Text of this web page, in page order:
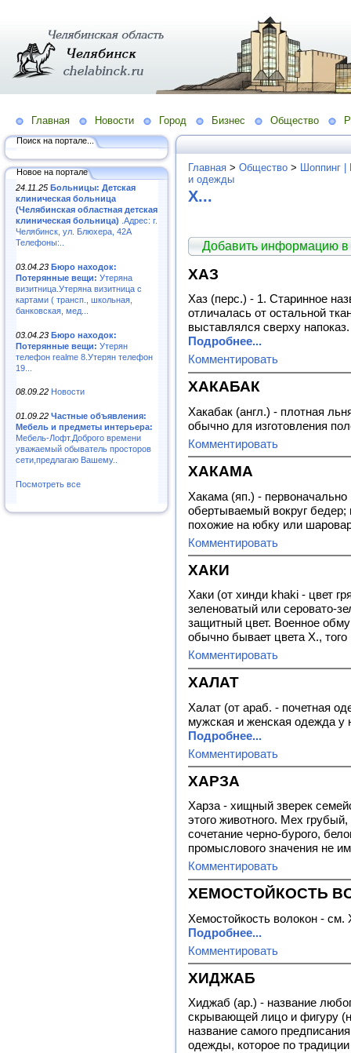
Главная Новости Город Бизнес Общество
Поиск на портале...
Новое на портале
24.11.25 Больницы: Детская
клиническая больница
(Челябинская областная детская
клиническая больница) .Адрес: г.
Челябинск, ул. Блюхера, 42А
Телефоны:..
03.04.23 Бюро находок:
Потерянные вещи: Утеряна
визитница.Утеряна визитница с
картами ( трансп., школьная,
банковская, мед...
03.04.23 Бюро находок:
Потерянные вещи: Утерян
телефон realme 8.Утерян телефон
19...
08.09.22 Новости
01.09.22 Частные объявления:
Мебель и предметы интерьера:
Мебель-Лофт.Доброго времени
уважаемый обыватель просторов
сети,предлагаю Вашему..
Посмотреть все
Главная > Общество > Шоппинг |
и одежды
X...
Добавить информацию в
ХАЗ
Хаз (перс.) - 1. Старинное
отличалась от остальной
выставлялся сверху
Подробнее...
Комментировать
ХАКАБАК
Хакабак (англ.) - плотная
обычно для изготовления
Комментировать
ХАКАМА
Хакама (яп.) -
обертываемый вокруг
похожие на юбку или
Комментировать
ХАКИ
Хаки (от хинди khaki - цвет
зеленоватый или серовато-
защитный цвет. Военное
обычно бывает цвета Х., того
Комментировать
ХАЛАТ
Халат (от араб. - почетная
мужская и женская одежда у
Подробнее...
Комментировать
ХАРЗА
Харза - хищный зверек
этого животного. Мех
сочетание черно-бурого,
промыслового значения не
Комментировать
ХЕМОСТОЙКОСТЬ
Хемостойкость волокон - см.
Подробнее...
Комментировать
ХИДЖАБ
Хиджаб (ар.) - название
скрывающей лицо и фигуру
название самого
одежды, которое по